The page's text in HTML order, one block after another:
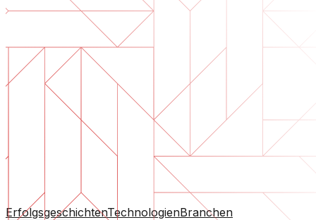
Produktentwicklung
Von der Idee zum fertigen Produkt — Design,
Technische Due Diligence
Qualitätsbewertung und Risikoidentifikation in Ihrer
Software-Support
Laufende Wartung oder Rettung eines Projekts, das aus
Nach Unternehmensgröße
Für mittelständische Unternehmen
Alle Dienstleistungen
ErfolgsgeschichtenTechnologienBranchen